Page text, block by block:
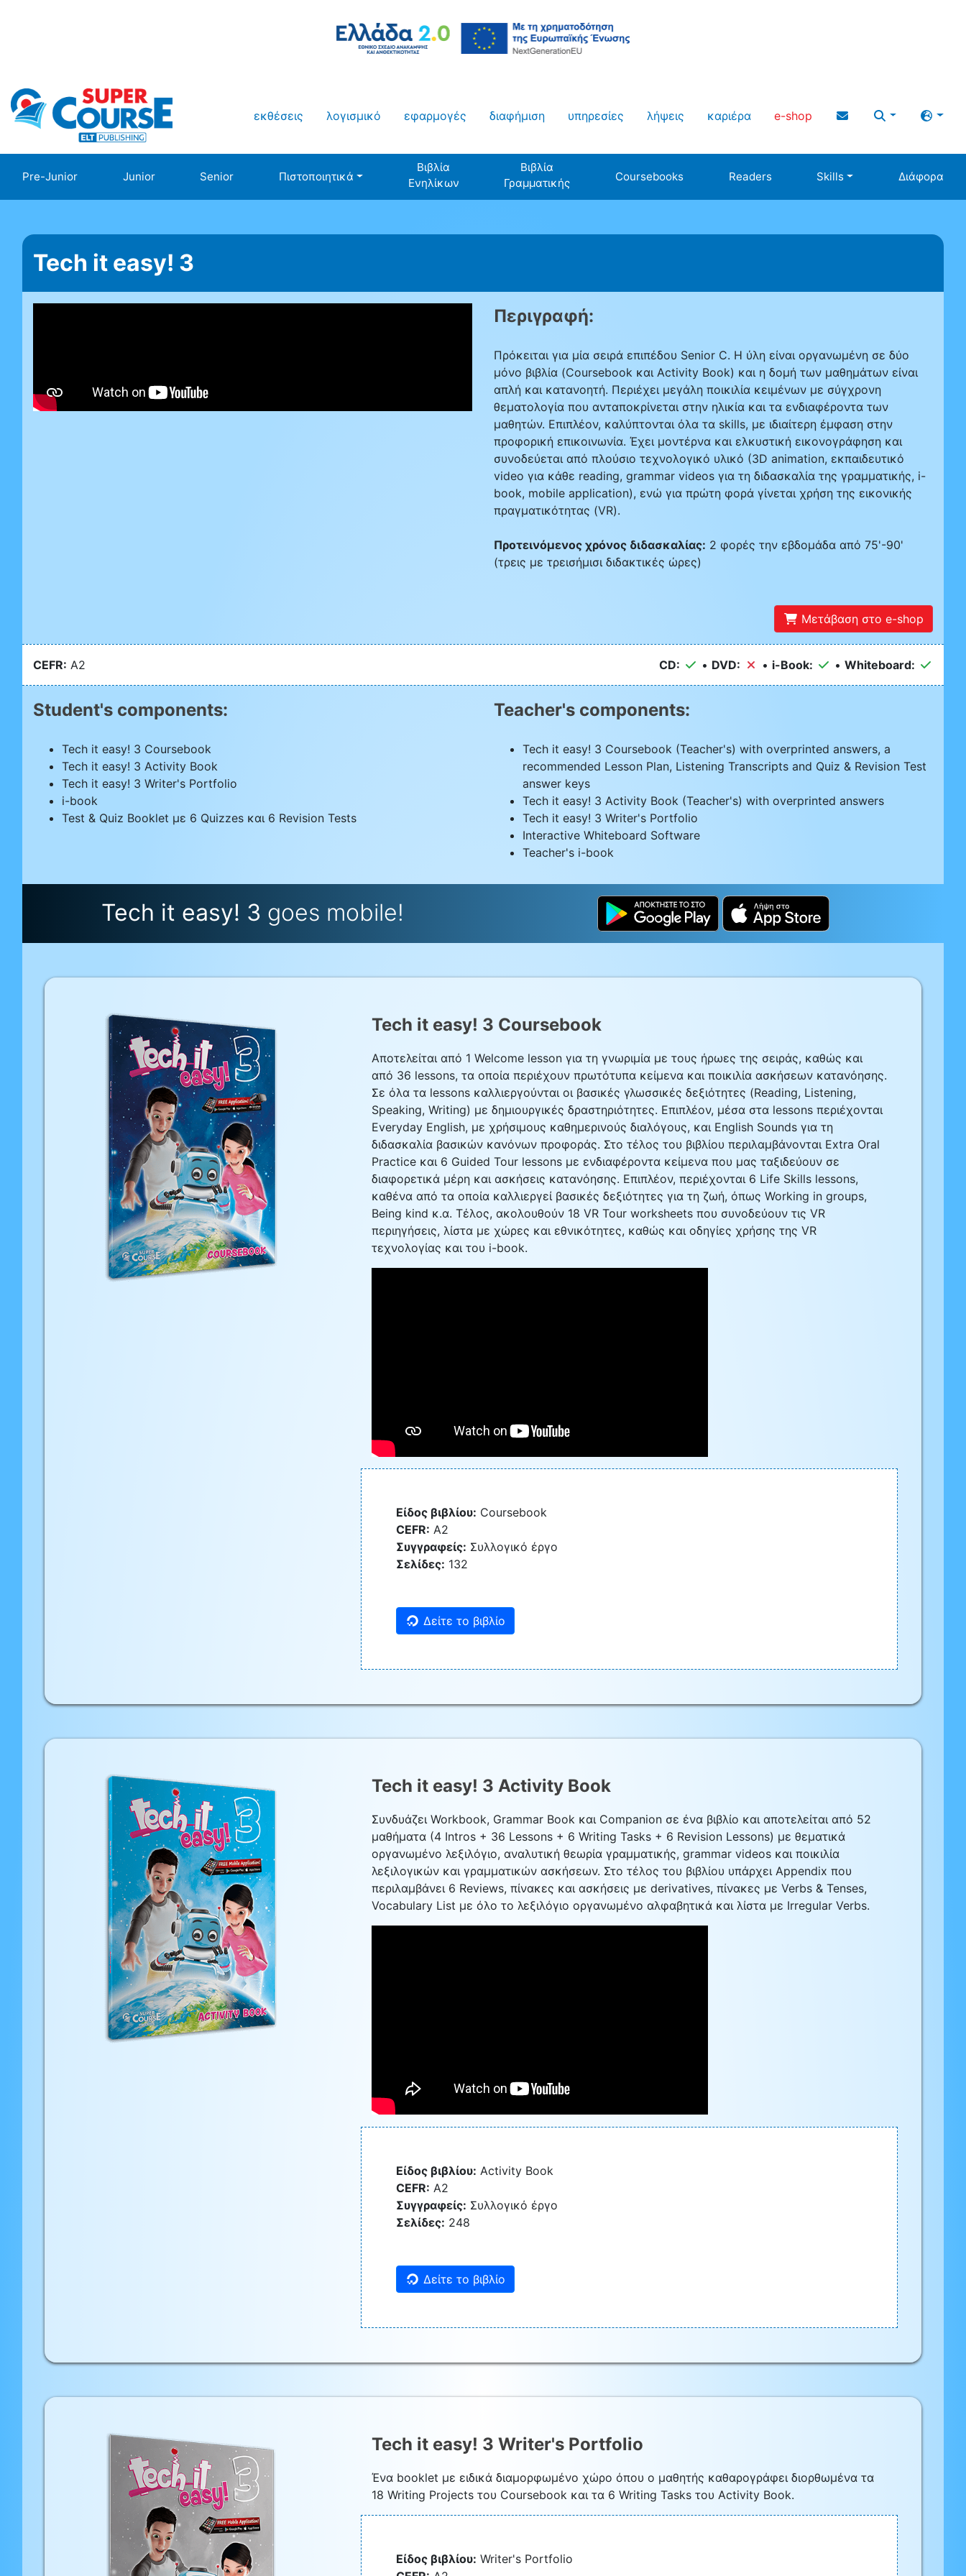
εκθέσεις λογισμικό εφαρμογές διαφήμιση υπηρεσίες λήψεις καριέρα e-shop
Pre-Junior Junior Senior Πιστοποιητικά
Βιβλία
Ενηλίκων
Βιβλία
Γραμματικής
Coursebooks Readers Skills Διάφορα
Tech it easy! 3
Περιγραφή:
Πρόκειται για μία σειρά επιπέδου Senior C. Η ύλη είναι οργανωμένη σε δύο
µόνο βιβλία (Coursebook και Activity Book) και η δομή των μαθημάτων είναι
απλή και κατανοητή. Περιέχει μεγάλη ποικιλία κειμένων µε σύγχρονη
θεματολογία που ανταποκρίνεται στην ηλικία και τα ενδιαφέροντα των
μαθητών. Επιπλέον, καλύπτονται όλα τα skills, µε ιδιαίτερη έµφαση στην
προφορική επικοινωνία. Έχει μοντέρνα και ελκυστική εικονογράφηση και
συνοδεύεται από πλούσιο τεχνολογικό υλικό (3D animation, εκπαιδευτικό
video για κάθε reading, grammar videos για τη διδασκαλία της γραµµατικής, i-
book, mobile application), ενώ για πρώτη φορά γίνεται χρήση της εικονικής
πραγματικότητας (VR).
Προτεινόμενος χρόνος διδασκαλίας: 2 φορές την εβδομάδα από 75'-90'
(τρεις με τρεισήμισι διδακτικές ώρες)
Μετάβαση στο e-shop
CEFR: A2 CD: • DVD: • i-Book: • Whiteboard:
Student's components:
Tech it easy! 3 Coursebook
Tech it easy! 3 Activity Book
Tech it easy! 3 Writer's Portfolio
i-book
Test & Quiz Booklet με 6 Quizzes και 6 Revision Tests
Teacher's components:
Tech it easy! 3 Coursebook (Teacher's) with overprinted answers, a
recommended Lesson Plan, Listening Transcripts and Quiz & Revision Test
answer keys
Tech it easy! 3 Activity Book (Teacher's) with overprinted answers
Tech it easy! 3 Writer's Portfolio
Interactive Whiteboard Software
Teacher's i-book
Tech it easy! 3 goes mobile!
Tech it easy! 3 Coursebook
Αποτελείται από 1 Welcome lesson για τη γνωριμία με τους ήρωες της σειράς, καθώς και
από 36 lessons, τα οποία περιέχουν πρωτότυπα κείμενα και ποικιλία ασκήσεων κατανόησης.
Σε όλα τα lessons καλλιεργούνται οι βασικές γλωσσικές δεξιότητες (Reading, Listening,
Speaking, Writing) με δημιουργικές δραστηριότητες. Επιπλέον, μέσα στα lessons περιέχονται
Everyday English, με χρήσιμους καθημερινούς διαλόγους, και English Sounds για τη
διδασκαλία βασικών κανόνων προφοράς. Στο τέλος του βιβλίου περιλαμβάνονται Extra Oral
Practice και 6 Guided Tour lessons με ενδιαφέροντα κείμενα που μας ταξιδεύουν σε
διαφορετικά μέρη και ασκήσεις κατανόησης. Επιπλέον, περιέχονται 6 Life Skills lessons,
καθένα από τα οποία καλλιεργεί βασικές δεξιότητες για τη ζωή, όπως Working in groups,
Being kind κ.α. Τέλος, ακολουθoύν 18 VR Tour worksheets που συνοδεύουν τις VR
περιηγήσεις, λίστα με χώρες και εθνικότητες, καθώς και οδηγίες χρήσης της VR
τεχνολογίας και του i-book.
Είδος βιβλίου: Coursebook
CEFR: A2
Συγγραφείς: Συλλογικό έργο
Σελίδες: 132
Δείτε το βιβλίο
Tech it easy! 3 Activity Book
Συνδυάζει Workbook, Grammar Book και Companion σε ένα βιβλίο και αποτελείται από 52
μαθήματα (4 Intros + 36 Lessons + 6 Writing Tasks + 6 Revision Lessons) με θεματικά
οργανωμένο λεξιλόγιο, αναλυτική θεωρία γραμματικής, grammar videos και ποικιλία
λεξιλογικών και γραμματικών ασκήσεων. Στο τέλος του βιβλίου υπάρχει Appendix που
περιλαμβάνει 6 Reviews, πίνακες και ασκήσεις με derivatives, πίνακες με Verbs & Tenses,
Vocabulary List με όλο το λεξιλόγιο οργανωμένο αλφαβητικά και λίστα με Irregular Verbs.
Είδος βιβλίου: Activity Book
CEFR: A2
Συγγραφείς: Συλλογικό έργο
Σελίδες: 248
Δείτε το βιβλίο
Tech it easy! 3 Writer's Portfolio
Ένα booklet με ειδικά διαμορφωμένο χώρο όπου ο μαθητής καθαρογράφει διορθωμένα τα
18 Writing Projects του Coursebook και τα 6 Writing Tasks του Activity Book.
Είδος βιβλίου: Writer's Portfolio